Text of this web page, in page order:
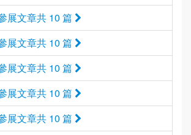
展文章共 10 篇
展文章共 10 篇
展文章共 10 篇
展文章共 10 篇
展文章共 10 篇